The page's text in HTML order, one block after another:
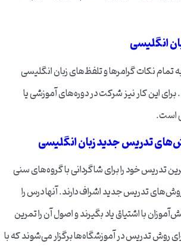
انگلیسی
تمام نکات گرامرها و تلفظ‌های زبان انگلیسی
این کار نیز شرکت در دوره‌های آموزشی یا
است.
تدریس جدید زبان انگلیسی
تدریس خود را برای شاگردانی با گروه‌های سنی
تدریس جدید اشراف دارند. آنها درس را
با اشتیاق یاد بگیرند و اصول آن را تمرین
روش تدریس در آموزشگاه‌ها برگزار می‌شوند که با